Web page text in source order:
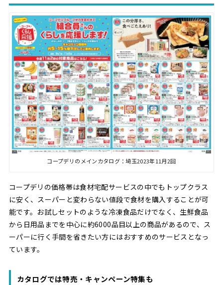
コープデリのメインカタログ：埼玉2023年11月2回
コープデリの価格帯は食材宅配サービスの中でもトップクラス
に安く、スーパーと変わらない値段で食材を購入することが可
能です。お試しセットのような冷凍食品だけでなく、生鮮食品
から日用品までを中心に約6000品目以上の商品があるので、ス
ーパーに行く手間を省きたい方にはおすすめのサービスとなっ
ています。
カタログでは特売・キャンペーン特集も